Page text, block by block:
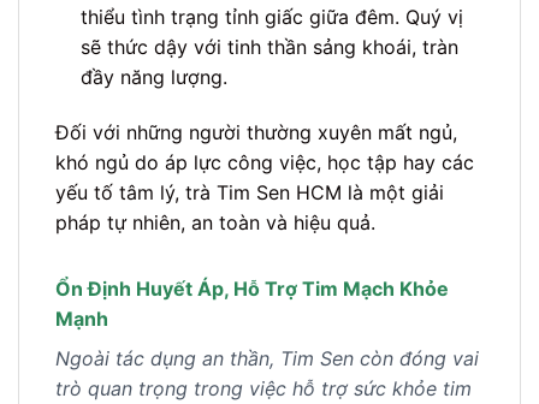
thiểu tình trạng tỉnh giấc giữa đêm. Quý vị
sẽ thức dậy với tinh thần sảng khoái, tràn
đầy năng lượng.
Đối với những người thường xuyên mất ngủ,
khó ngủ do áp lực công việc, học tập hay các
yếu tố tâm lý, trà Tim Sen HCM là một giải
pháp tự nhiên, an toàn và hiệu quả.
Ổn Định Huyết Áp, Hỗ Trợ Tim Mạch Khỏe
Mạnh
Ngoài tác dụng an thần, Tim Sen còn đóng vai
trò quan trọng trong việc hỗ trợ sức khỏe tim